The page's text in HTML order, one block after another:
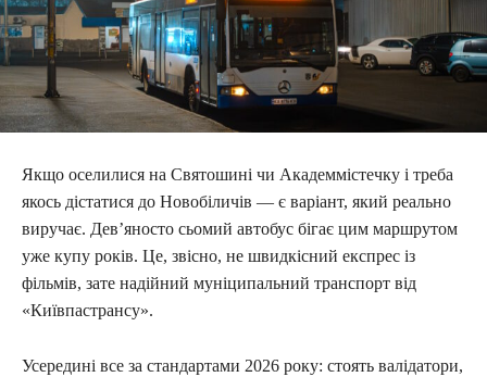
Якщо оселилися на Святошині чи Академмістечку і треба
якось дістатися до Новобіличів — є варіант, який реально
виручає. Дев’яносто сьомий автобус бігає цим маршрутом
уже купу років. Це, звісно, не швидкісний експрес із
фільмів, зате надійний муніципальний транспорт від
«Київпастрансу».
Усередині все за стандартами 2026 року: стоять валідатори,